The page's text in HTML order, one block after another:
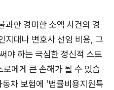
과한 경미한 소액 사건의 경
지대나 변호사 선임 비용, 그
야 하는 극심한 정신적 스트
에게 큰 손해가 될 수 있습
차 보험에 '법률비용지원특